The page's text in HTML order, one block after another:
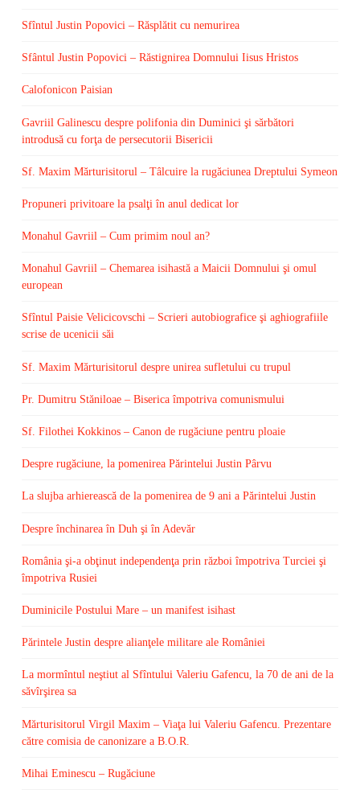
Sfîntul Justin Popovici – Răsplătit cu nemurirea
Sfântul Justin Popovici – Răstignirea Domnului Iisus Hristos
Calofonicon Paisian
Gavriil Galinescu despre polifonia din Duminici şi sărbători
introdusă cu forţa de persecutorii Bisericii
Sf. Maxim Mărturisitorul – Tâlcuire la rugăciunea Dreptului Symeon
Propuneri privitoare la psalţi în anul dedicat lor
Monahul Gavriil – Cum primim noul an?
Monahul Gavriil – Chemarea isihastă a Maicii Domnului şi omul
european
Sfîntul Paisie Velicicovschi – Scrieri autobiografice şi aghiografiile
scrise de ucenicii săi
Sf. Maxim Mărturisitorul despre unirea sufletului cu trupul
Pr. Dumitru Stăniloae – Biserica împotriva comunismului
Sf. Filothei Kokkinos – Canon de rugăciune pentru ploaie
Despre rugăciune, la pomenirea Părintelui Justin Pârvu
La slujba arhierească de la pomenirea de 9 ani a Părintelui Justin
Despre închinarea în Duh şi în Adevăr
România şi-a obţinut independenţa prin război împotriva Turciei şi
împotriva Rusiei
Duminicile Postului Mare – un manifest isihast
Părintele Justin despre alianţele militare ale României
La mormîntul neştiut al Sfîntului Valeriu Gafencu, la 70 de ani de la
săvîrşirea sa
Mărturisitorul Virgil Maxim – Viaţa lui Valeriu Gafencu. Prezentare
către comisia de canonizare a B.O.R.
Mihai Eminescu – Rugăciune